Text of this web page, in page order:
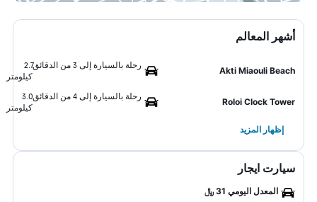
أشهر المعالم
Akti Miaouli Beach
رحلة بالسيارة إلى 3 من الدقائق
2.7
كيلومتر
Roloi Clock Tower
رحلة بالسيارة إلى 4 من الدقائق
3.0
كيلومتر
إظهار المزيد
سيارت ايجار
المعدل اليومي 31 ﷼